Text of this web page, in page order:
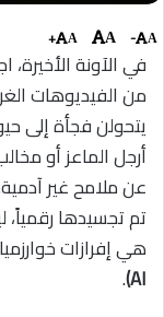
A
-
A
A
+
في الآونة
من الفيديوهات
يتحولن فجأة إلى
أرجل الماعز أو
عن ملامح غير
تم تجسيدها رقمياً،
هي إفرازات
AI)
.